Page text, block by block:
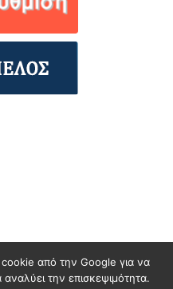
cookie από την Google για να
αναλύει την επισκεψιμότητα.